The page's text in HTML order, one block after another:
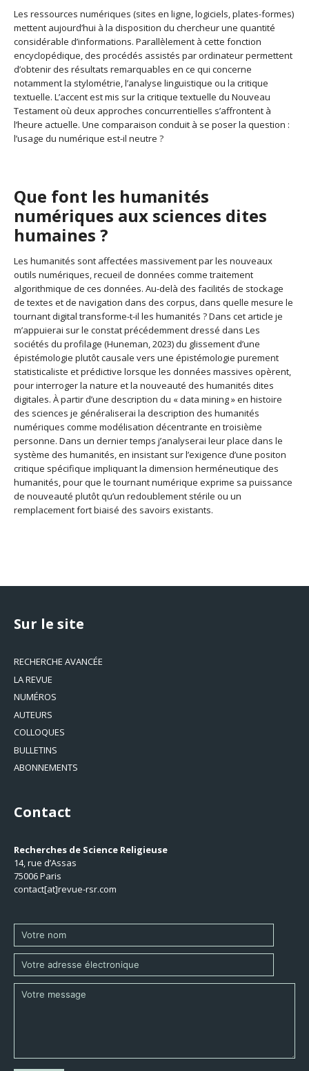
Les ressources numériques (sites en ligne, logiciels, plates-formes)
mettent aujourd’hui à la disposition du chercheur une quantité
considérable d’informations. Parallèlement à cette fonction
encyclopédique, des procédés assistés par ordinateur permettent
d’obtenir des résultats remarquables en ce qui concerne
notamment la stylométrie, l’analyse linguistique ou la critique
textuelle. L’accent est mis sur la critique textuelle du Nouveau
Testament où deux approches concurrentielles s’affrontent à
l’heure actuelle. Une comparaison conduit à se poser la question :
l’usage du numérique est-il neutre ?
Que font les humanités
numériques aux sciences dites
humaines ?
Les humanités sont affectées massivement par les nouveaux
outils numériques, recueil de données comme traitement
algorithmique de ces données. Au-delà des facilités de stockage
de textes et de navigation dans des corpus, dans quelle mesure le
tournant digital transforme-t-il les humanités ? Dans cet article je
m’appuierai sur le constat précédemment dressé dans Les
sociétés du profilage (Huneman, 2023) du glissement d’une
épistémologie plutôt causale vers une épistémologie purement
statisticaliste et prédictive lorsque les données massives opèrent,
pour interroger la nature et la nouveauté des humanités dites
digitales. À partir d’une description du « data mining » en histoire
des sciences je généraliserai la description des humanités
numériques comme modélisation décentrante en troisième
personne. Dans un dernier temps j’analyserai leur place dans le
système des humanités, en insistant sur l’exigence d’une positon
critique spécifique impliquant la dimension herméneutique des
humanités, pour que le tournant numérique exprime sa puissance
de nouveauté plutôt qu’un redoublement stérile ou un
remplacement fort biaisé des savoirs existants.
Sur le site
RECHERCHE AVANCÉE
LA REVUE
NUMÉROS
AUTEURS
COLLOQUES
BULLETINS
ABONNEMENTS
Contact
Recherches de Science Religieuse
14, rue d’Assas
75006 Paris
contact[at]revue-rsr.com